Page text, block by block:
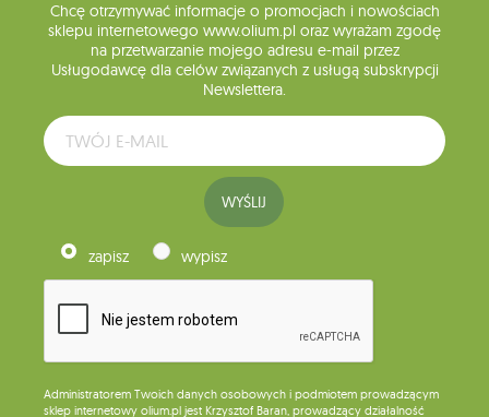
Chcę otrzymywać informacje o promocjach i nowościach
sklepu internetowego www.olium.pl oraz wyrażam zgodę
na przetwarzanie mojego adresu e-mail przez
Usługodawcę dla celów związanych z usługą subskrypcji
Newslettera.
WYŚLIJ
zapisz wypisz
Administratorem Twoich danych osobowych i podmiotem prowadzącym
sklep internetowy olium.pl jest Krzysztof Baran, prowadzący działalność